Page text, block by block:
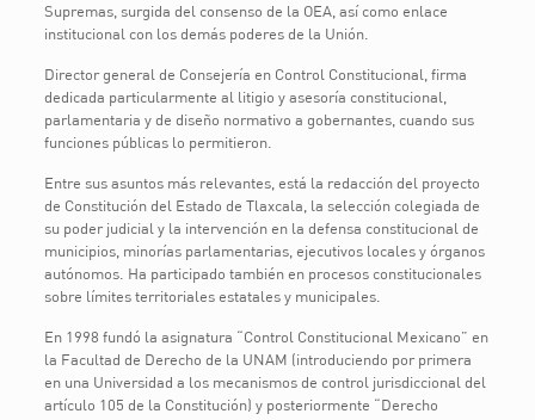
Supremas, surgida del consenso de la OEA, así como enlace
institucional con los demás poderes de la Unión.
Director general de Consejería en Control Constitucional, firma
dedicada particularmente al litigio y asesoría constitucional,
parlamentaria y de diseño normativo a gobernantes, cuando sus
funciones públicas lo permitieron.
Entre sus asuntos más relevantes, está la redacción del proyecto
de Constitución del Estado de Tlaxcala, la selección colegiada de
su poder judicial y la intervención en la defensa constitucional de
municipios, minorías parlamentarias, ejecutivos locales y órganos
autónomos. Ha participado también en procesos constitucionales
sobre límites territoriales estatales y municipales.
En 1998 fundó la asignatura “Control Constitucional Mexicano” en
la Facultad de Derecho de la UNAM (introduciendo por primera
en una Universidad a los mecanismos de control jurisdiccional del
artículo 105 de la Constitución) y posteriormente “Derecho